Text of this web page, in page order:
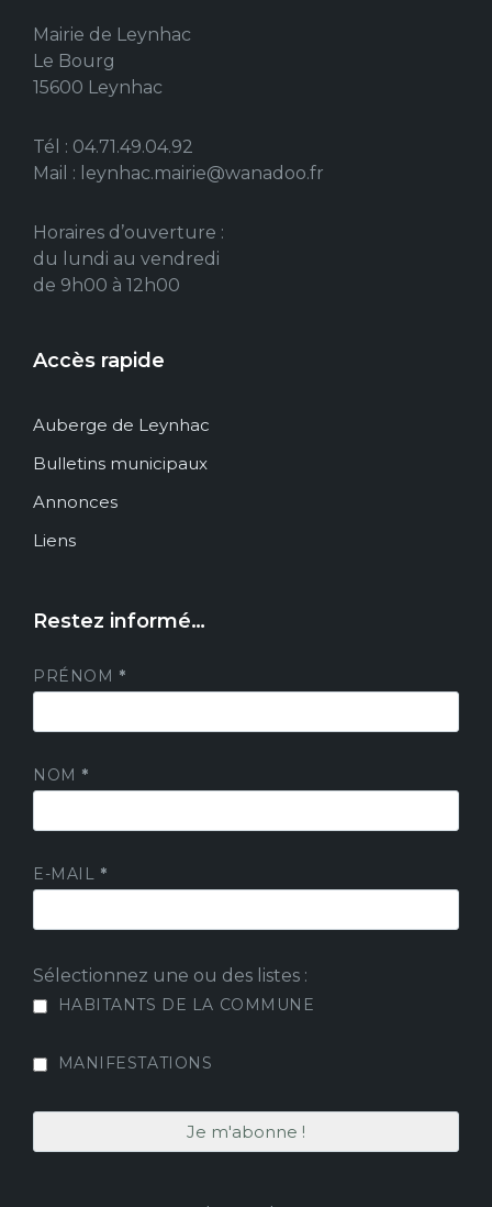
Mairie de Leynhac
Le Bourg
15600 Leynhac
Tél : 04.71.49.04.92
Mail : leynhac.mairie@wanadoo.fr
Horaires d’ouverture :
du lundi au vendredi
de 9h00 à 12h00
Accès rapide
Auberge de Leynhac
Bulletins municipaux
Annonces
Liens
Restez informé…
PRÉNOM *
NOM *
E-MAIL *
Sélectionnez une ou des listes :
HABITANTS DE LA COMMUNE
MANIFESTATIONS